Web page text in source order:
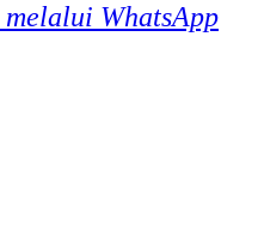
WhatsApp